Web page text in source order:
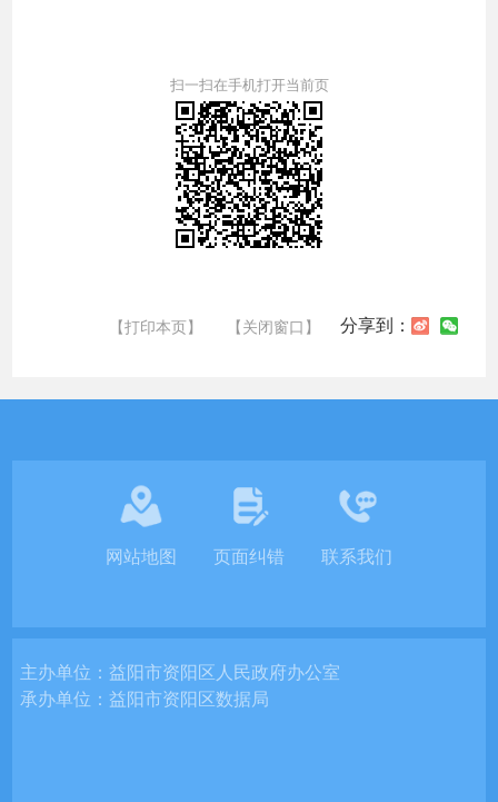
扫一扫在手机打开当前页
【打印本页】 【关闭窗口】 分享到：
网站地图 页面纠错 联系我们
主办单位：益阳市资阳区人民政府办公室
承办单位：益阳市资阳区数据局